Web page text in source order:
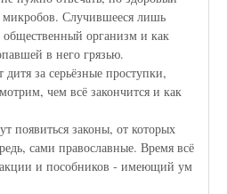
Случившееся лишь
общественный организм и как
в него грязью.
за серьёзные проступки,
чем всё закончится и как
появиться законы, от которых
сами православные. Время всё
и пособников - имеющий ум